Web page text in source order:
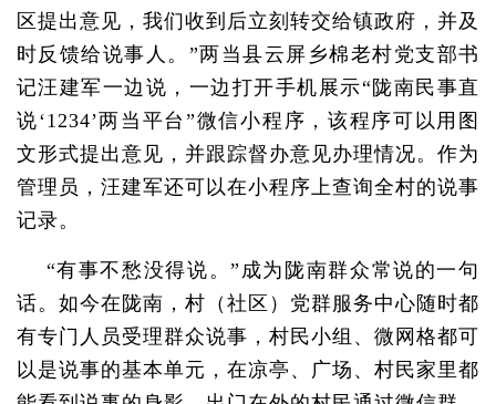
区提出意见，我们收到后立刻转交给镇政府，并及
时反馈给说事人。”两当县云屏乡棉老村党支部书
记汪建军一边说，一边打开手机展示“陇南民事直
说‘1234’两当平台”微信小程序，该程序可以用图
文形式提出意见，并跟踪督办意见办理情况。作为
管理员，汪建军还可以在小程序上查询全村的说事
记录。
“有事不愁没得说。”成为陇南群众常说的一句
话。如今在陇南，村（社区）党群服务中心随时都
有专门人员受理群众说事，村民小组、微网格都可
以是说事的基本单元，在凉亭、广场、村民家里都